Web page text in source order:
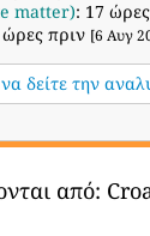
matter): 17
πριν [6 Αυγ
δείτε την
από: